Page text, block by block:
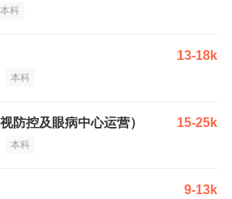
本科
13-18k
本科
防控及眼病中心运营） 15-25k
本科
9-13k